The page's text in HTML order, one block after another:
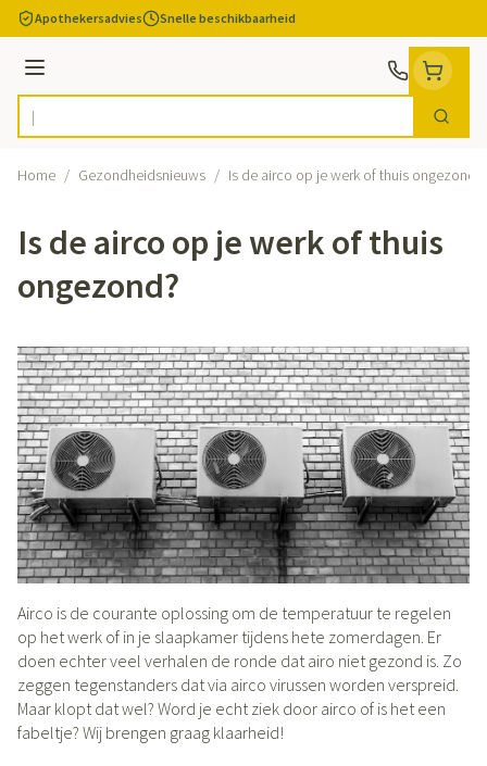
Ga naar de inhoud
Apothekersadvies Snelle beschikbaarheid
Menu
Product, merk, categorie... Zoek
Home / Gezondheidsnieuws / Is de airco op je werk of thuis ongezond?
Is de airco op je werk of thuis
ongezond?
Airco is de courante oplossing om de temperatuur te regelen
op het werk of in je slaapkamer tijdens hete zomerdagen. Er
doen echter veel verhalen de ronde dat airo niet gezond is. Zo
zeggen tegenstanders dat via airco virussen worden verspreid.
Maar klopt dat wel? Word je echt ziek door airco of is het een
fabeltje? Wij brengen graag klaarheid!